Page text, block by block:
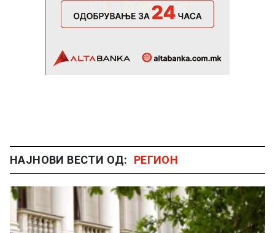
НАЈНОВИ ВЕСТИ ОД: РЕГИОН